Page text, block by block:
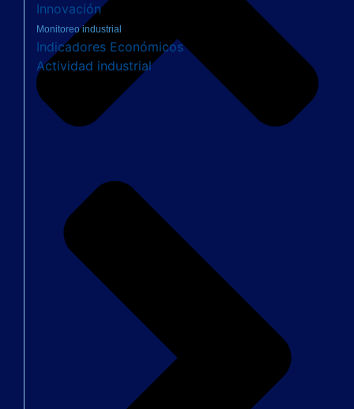
Innovación
Monitoreo industrial
Indicadores Económicos
Actividad industrial